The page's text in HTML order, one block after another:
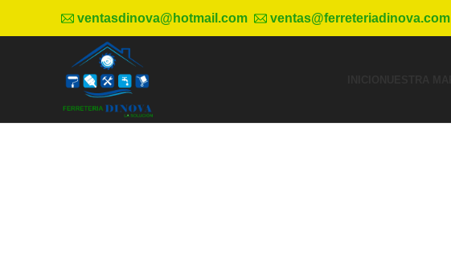
ventasdinova@hotmail.com ventas@ferreteriadinova.com